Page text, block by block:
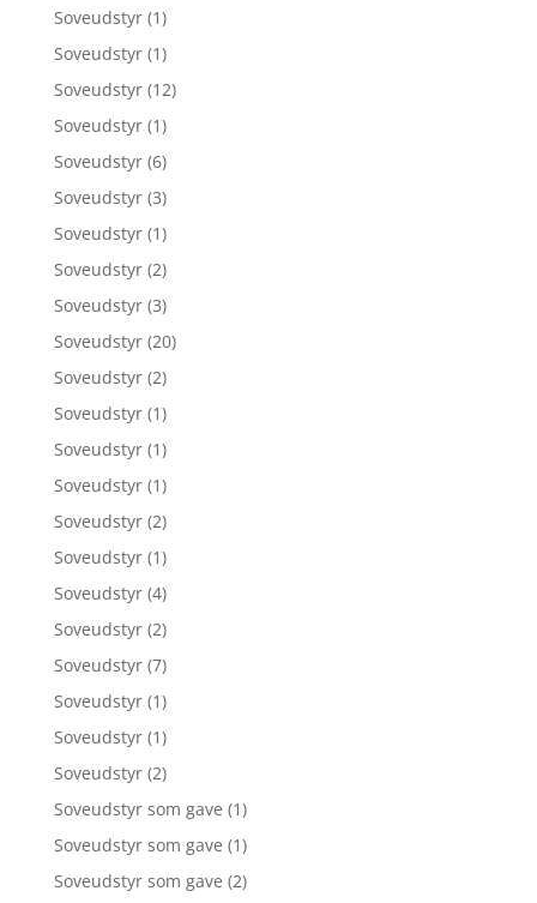
Soveudstyr (1)
Soveudstyr (1)
Soveudstyr (12)
Soveudstyr (1)
Soveudstyr (6)
Soveudstyr (3)
Soveudstyr (1)
Soveudstyr (2)
Soveudstyr (3)
Soveudstyr (20)
Soveudstyr (2)
Soveudstyr (1)
Soveudstyr (1)
Soveudstyr (1)
Soveudstyr (2)
Soveudstyr (1)
Soveudstyr (4)
Soveudstyr (2)
Soveudstyr (7)
Soveudstyr (1)
Soveudstyr (1)
Soveudstyr (2)
Soveudstyr som gave (1)
Soveudstyr som gave (1)
Soveudstyr som gave (2)